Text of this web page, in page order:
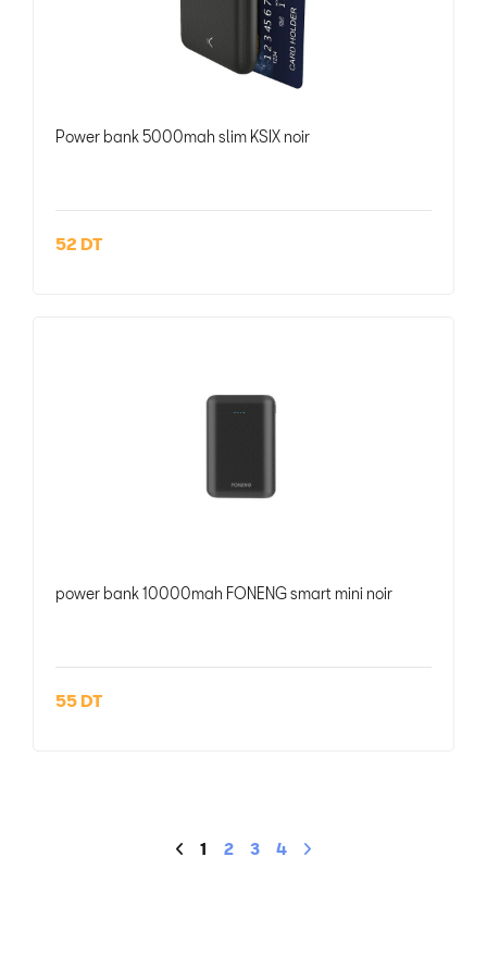
Power bank 5000mah slim KSIX noir
52 DT
power bank 10000mah FONENG smart mini noir
55 DT
1 2 3 4